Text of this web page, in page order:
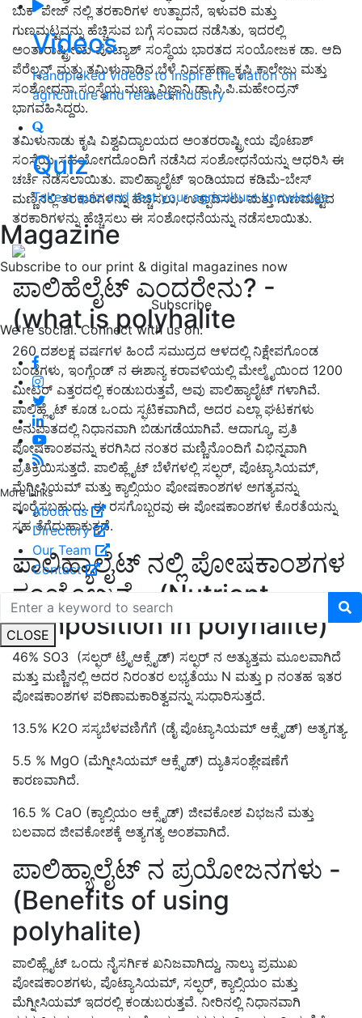
Videos
Handpicked videos to inspire the nation on
agriculture and related industry
Quiz
Take a quiz and test your agriculture knowledge
Magazine
Subscribe to our print & digital magazines now
Subscribe
We're social. Connect with us on:
More Links
About us
Directory
Our Team
Contact
CLOSE
ಬುಕ್ ಪೇಜ್ ನಲ್ಲಿ ತರಕಾರಿಗಳ ಉತ್ಪಾದನೆ, ಇಳುವರಿ ಮತ್ತು
ಗುಣಮಟ್ಟವನ್ನು ಹೆಚ್ಚಿಸುವ ಬಗ್ಗೆ ಸಂವಾದ ನಡೆಸಿತು, ಇದರಲ್ಲಿ
ಅಂತಾರಾಷ್ಟ್ರೀಯ ಪೊಟ್ಯಾಶ್ ಸಂಸ್ಥೆಯ ಭಾರತದ ಸಂಯೋಜಕ ಡಾ. ಆದಿ
ಪೆರೆಲ್ಮನ್ ಮತ್ತು ತಮಿಳುನಾಡಿನ ಬೆಳೆ ನಿರ್ವಹಣಾ ಕೃಷಿ ಕಾಲೇಜು ಮತ್ತು
ಸಂಶೋಧನಾ ಸಂಸ್ಥೆಯ ಮಣ್ಣು ವಿಜ್ಞಾನಿ ಡಾ.ಪಿ.ಪಿ.ಮಹೇಂದ್ರನ್
ಭಾಗವಹಿಸಿದ್ದರು.
ತಮಿಳುನಾಡು ಕೃಷಿ ವಿಶ್ವವಿದ್ಯಾಲಯದ ಅಂತರರಾಷ್ಟ್ರೀಯ ಪೊಟಾಶ್
ಸಂಸ್ಥೆಯ ಸಹಯೋಗದೊಂದಿಗೆ ನಡೆಸಿದ ಸಂಶೋಧನೆಯನ್ನು ಆಧರಿಸಿ ಈ
ಚರ್ಚೆ ನಡೆಸಲಾಯಿತು. ಪಾಲಿಹ್ಯಾಲೈಟ್ ಇಂಡಿಯಾದ ಕಡಿಮೆ-ಬೇಸ್
ಮಣ್ಣಿನಲ್ಲಿ ತರಕಾರಿಗಳನ್ನು ಹೆಚ್ಚಿಸಲು, ಉತ್ಪಾದಿಸಲು ಮತ್ತು ಗುಣಮಟ್ಟದ
ತರಕಾರಿಗಳನ್ನು ಹೆಚ್ಚಿಸಲು ಈ ಸಂಶೋಧನೆಯನ್ನು ನಡೆಸಲಾಯಿತು.
ಪಾಲಿಹೆಲೈಟ್ ಎಂದರೇನು? -
(what is polyhalite
260 ದಶಲಕ್ಷ ವರ್ಷಗಳ ಹಿಂದೆ ಸಮುದ್ರದ ಆಳದಲ್ಲಿ ನಿಕ್ಷೇಪಗೊಂಡ
ಬಂಡೆಗಳು, ಇಂಗ್ಲೆಂಡ್ ನ ಈಶಾನ್ಯ ಕರಾವಳಿಯಲ್ಲಿ ಮೇಲ್ಮೈಯಿಂದ 1200
ಮೀಟರ್ ಎತ್ತರದಲ್ಲಿ ಕಂಡುಬರುತ್ತವೆ, ಅವು ಪಾಲಿಹ್ಯಾಲೈಟ್ ಗಳಾಗಿವೆ.
ಪಾಲಿಹ್ಲೈಟ್ ಕೂಡ ಒಂದು ಸ್ಫಟಿಕವಾಗಿದೆ, ಅದರ ಎಲ್ಲಾ ಘಟಕಗಳು
ಅನುಪಾತದಲ್ಲಿ ನಿಧಾನವಾಗಿ ಬಿಡುಗಡೆಯಾಗಿವೆ. ಆದಾಗ್ಯೂ, ಪ್ರತಿ
ಪೋಷಕಾಂಶವನ್ನು ಕರಗಿಸಿದ ನಂತರ ಮಣ್ಣಿನೊಂದಿಗೆ ವಿಭಿನ್ನವಾಗಿ
ಪ್ರತಿಕ್ರಿಯಿಸುತ್ತದೆ. ಪಾಲಿಹ್ಲೈಟ್ ಬೆಳೆಗಳಲ್ಲಿ ಸಲ್ಫರ್, ಪೊಟ್ಯಾಸಿಯಮ್,
ಮೆಗ್ನೀಸಿಯಮ್ ಮತ್ತು ಕ್ಯಾಲ್ಸಿಯಂ ಪೋಷಕಾಂಶಗಳ ಅಗತ್ಯವನ್ನು
ಪೂರೈಸಬಹುದು. ಈ ರಸಗೊಬ್ಬರವು ಈ ಪೋಷಕಾಂಶಗಳ ಕೊರತೆಯನ್ನು
ಸಹ ತೆಗೆದುಹಾಕುತ್ತದೆ.
ಪಾಲಿಹ್ಯಾಲೈಟ್ ನಲ್ಲಿ ಪೋಷಕಾಂಶಗಳ
ಸಂಯೋಜನೆ - (Nutrient
composition in polyhalite)
46% SO3 (ಸಲ್ಫರ್ ಟ್ರೈಆಕ್ಸೈಡ್) ಸಲ್ಫರ್ ನ ಅತ್ಯುತ್ತಮ ಮೂಲವಾಗಿದೆ
ಮತ್ತು ಮಣ್ಣಿನಲ್ಲಿ ಅದರ ನಿರಂತರ ಲಭ್ಯತೆಯು N ಮತ್ತು p ನಂತಹ ಇತರ
ಪೋಷಕಾಂಶಗಳ ಪರಿಣಾಮಕಾರಿತ್ವವನ್ನು ಸುಧಾರಿಸುತ್ತದೆ.
13.5% K2O ಸಸ್ಯಬೆಳವಣಿಗೆಗೆ (ಡೈ ಪೊಟ್ಯಾಸಿಯಮ್ ಆಕ್ಸೈಡ್) ಅತ್ಯಗತ್ಯ.
5.5 % MgO (ಮೆಗ್ನೀಸಿಯಮ್ ಆಕ್ಸೈಡ್) ದ್ಯುತಿಸಂಶ್ಲೇಷಣೆಗೆ
ಕಾರಣವಾಗಿದೆ.
16.5 % CaO (ಕ್ಯಾಲ್ಸಿಯಂ ಆಕ್ಸೈಡ್) ಜೀವಕೋಶ ವಿಭಜನೆ ಮತ್ತು
ಬಲವಾದ ಜೀವಕೋಶಕ್ಕೆ ಅತ್ಯಗತ್ಯ ಅಂಶವಾಗಿದೆ.
ಪಾಲಿಹ್ಯಾಲೈಟ್ ನ ಪ್ರಯೋಜನಗಳು -
(Benefits of using
polyhalite)
ಪಾಲಿಹ್ಲೈಟ್ ಒಂದು ನೈಸರ್ಗಿಕ ಖನಿಜವಾಗಿದ್ದು, ನಾಲ್ಕು ಪ್ರಮುಖ
ಪೋಷಕಾಂಶಗಳು, ಪೊಟ್ಯಾಸಿಯಮ್, ಸಲ್ಫರ್, ಕ್ಯಾಲ್ಸಿಯಂ ಮತ್ತು
ಮೆಗ್ನೀಸಿಯಮ್ ಇದರಲ್ಲಿ ಕಂಡುಬರುತ್ತವೆ. ನೀರಿನಲ್ಲಿ ನಿಧಾನವಾಗಿ